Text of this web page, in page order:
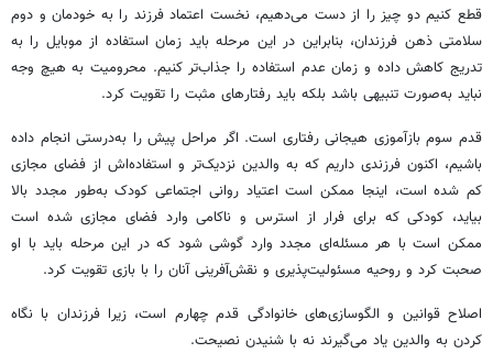
قطع کنیم دو چیز را از دست می‌دهیم، نخست اعتماد فرزند را به خودمان و دوم
سلامتی ذهن فرزندان، بنابراین در این مرحله باید زمان استفاده از موبایل را به
تدریج کاهش داده و زمان عدم استفاده را جذاب‌تر کنیم. محرومیت به هیچ وجه
نباید به‌صورت تنبیهی باشد بلکه باید رفتارهای مثبت را تقویت کرد.
قدم سوم بازآموزی هیجانی رفتاری است. اگر مراحل پیش را به‌درستی انجام داده
باشیم، اکنون فرزندی داریم که به والدین نزدیک‌تر و استفاده‌اش از فضای مجازی
کم شده است، اینجا ممکن است اعتیاد روانی اجتماعی کودک به‌طور مجدد بالا
بیاید، کودکی که برای فرار از استرس و ناکامی وارد فضای مجازی شده است
ممکن است با هر مسئله‌ای مجدد وارد گوشی شود که در این مرحله باید با او
صحبت کرد و روحیه مسئولیت‌پذیری و نقش‌آفرینی آنان را با بازی تقویت کرد.
اصلاح قوانین و الگوسازی‌های خانوادگی قدم چهارم است، زیرا فرزندان با نگاه
کردن به والدین یاد می‌گیرند نه با شنیدن نصیحت.